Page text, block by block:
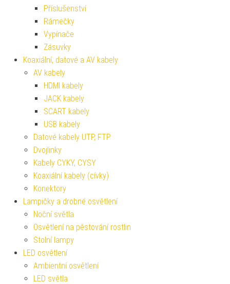
Příslušenství
Rámečky
Vypínače
Zásuvky
Koaxiální, datové a AV kabely
AV kabely
HDMI kabely
JACK kabely
SCART kabely
USB kabely
Datové kabely UTP, FTP
Dvojlinky
Kabely CYKY, CYSY
Koaxiální kabely (cívky)
Konektory
Lampičky a drobné osvětlení
Noční světla
Osvětlení na pěstování rostlin
Stolní lampy
LED osvětlení
Ambientní osvětlení
LED světla